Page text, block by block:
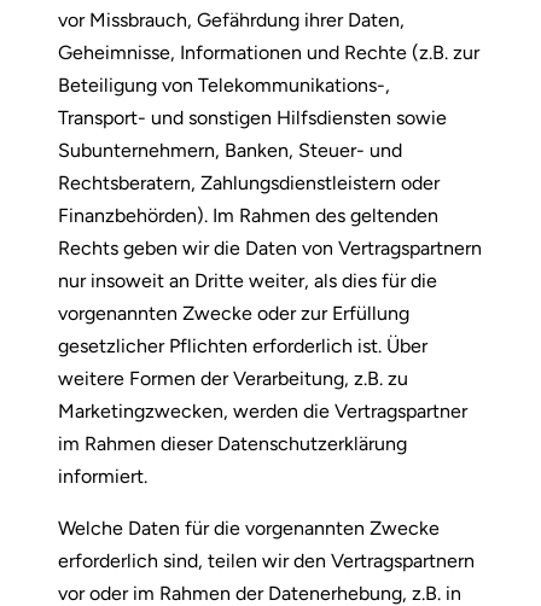
vor Missbrauch, Gefährdung ihrer Daten,
Geheimnisse, Informationen und Rechte (z.B. zur
Beteiligung von Telekommunikations-,
Transport- und sonstigen Hilfsdiensten sowie
Subunternehmern, Banken, Steuer- und
Rechtsberatern, Zahlungsdienstleistern oder
Finanzbehörden). Im Rahmen des geltenden
Rechts geben wir die Daten von Vertragspartnern
nur insoweit an Dritte weiter, als dies für die
vorgenannten Zwecke oder zur Erfüllung
gesetzlicher Pflichten erforderlich ist. Über
weitere Formen der Verarbeitung, z.B. zu
Marketingzwecken, werden die Vertragspartner
im Rahmen dieser Datenschutzerklärung
informiert.
Welche Daten für die vorgenannten Zwecke
erforderlich sind, teilen wir den Vertragspartnern
vor oder im Rahmen der Datenerhebung, z.B. in